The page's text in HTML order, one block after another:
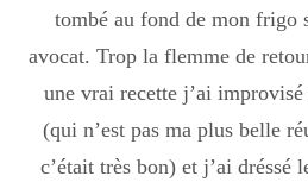
plats
tombé au fond de mon frigo
avocat. Trop la flemme de
une vrai recette j’ai improvisé
(qui n’est pas ma plus belle
c’était très bon) et j’ai dréssé